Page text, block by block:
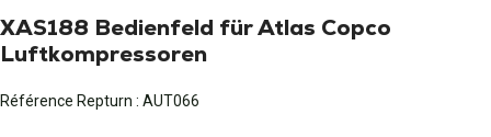
XAS188 Bedienfeld für Atlas Copco
Luftkompressoren
Référence Repturn : AUT066